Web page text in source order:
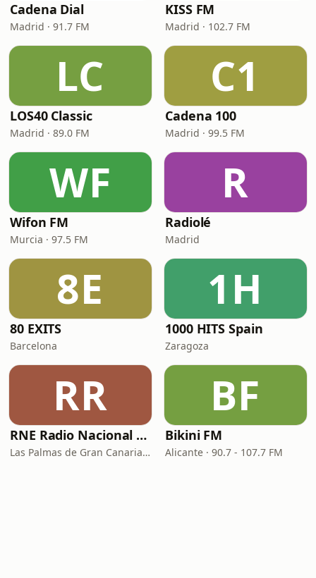
Cadena Dial
Madrid · 91.7 FM
KISS FM
Madrid · 102.7 FM
LC
LOS40 Classic
Madrid · 89.0 FM
C1
Cadena 100
Madrid · 99.5 FM
WF
Wifon FM
Murcia · 97.5 FM
R
Radiolé
Madrid
8E
80 EXITS
Barcelona
1H
1000 HITS Spain
Zaragoza
RR
RNE Radio Nacional - Canarias
Las Palmas de Gran Canaria · 92.8 FM
BF
Bikini FM
Alicante · 90.7 - 107.7 FM